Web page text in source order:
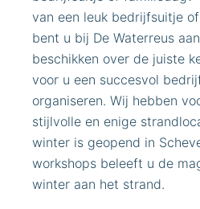
van een leuk bedrijfsuitje
bent u bij De Waterreus
beschikken over de juiste
voor u een succesvol
organiseren. Wij hebben
stijlvolle en enige
winter is geopend in
workshops beleeft u de
winter aan het strand.